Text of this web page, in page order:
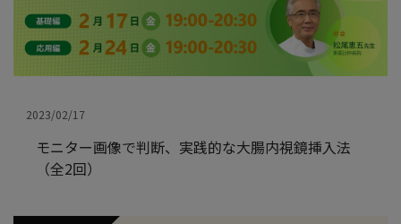
2023/02/17
モニター画像で判断、実践的な大腸内視鏡挿入法
（全2回）